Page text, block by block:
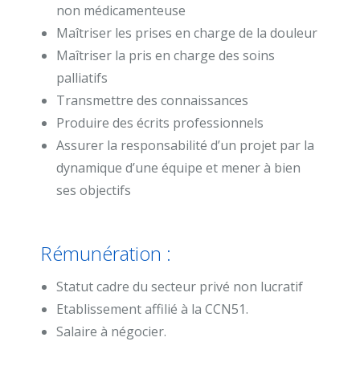
non médicamenteuse
Maîtriser les prises en charge de la douleur
Maîtriser la pris en charge des soins
palliatifs
Transmettre des connaissances
Produire des écrits professionnels
Assurer la responsabilité d’un projet par la
dynamique d’une équipe et mener à bien
ses objectifs
Rémunération :
Statut cadre du secteur privé non lucratif
Etablissement affilié à la CCN51.
Salaire à négocier.